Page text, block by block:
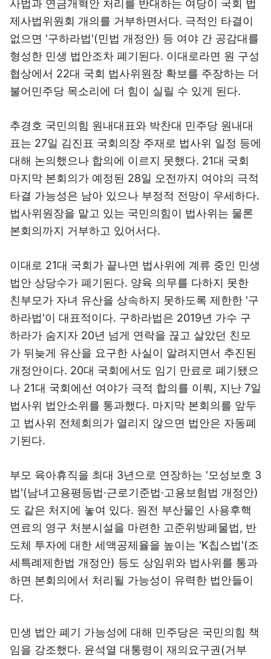
사법과 연금개혁안 처리를 반대하는 여당이 국회 법
제사법위원회 개의를 거부하면서다. 극적인 타결이
없으면 '구하라법'(민법 개정안) 등 여야 간 공감대를
형성한 민생 법안조차 폐기된다. 이대로라면 원 구성
협상에서 22대 국회 법사위원장 확보를 주장하는 더
불어민주당 목소리에 더 힘이 실릴 수 있게 된다.
추경호 국민의힘 원내대표와 박찬대 민주당 원내대
표는 27일 김진표 국회의장 주재로 법사위 일정 등에
대해 논의했으나 합의에 이르지 못했다. 21대 국회
마지막 본회의가 예정된 28일 오전까지 여야의 극적
타결 가능성은 남아 있으나 부정적 전망이 우세하다.
법사위원장을 맡고 있는 국민의힘이 법사위는 물론
본회의까지 거부하고 있어서다.
이대로 21대 국회가 끝나면 법사위에 계류 중인 민생
법안 상당수가 폐기된다. 양육 의무를 다하지 못한
친부모가 자녀 유산을 상속하지 못하도록 제한한 '구
하라법'이 대표적이다. 구하라법은 2019년 가수 구
하라가 숨지자 20년 넘게 연락을 끊고 살았던 친모
가 뒤늦게 유산을 요구한 사실이 알려지면서 추진된
개정안이다. 20대 국회에서도 임기 만료로 폐기됐으
나 21대 국회에선 여야가 극적 합의를 이뤄, 지난 7일
법사위 법안소위를 통과했다. 마지막 본회의를 앞두
고 법사위 전체회의가 열리지 않으면 법안은 자동폐
기된다.
부모 육아휴직을 최대 3년으로 연장하는 '모성보호 3
법'(남녀고용평등법·근로기준법·고용보험법 개정안)
도 같은 처지에 놓여 있다. 원전 부산물인 사용후핵
연료의 영구 처분시설을 마련한 고준위방폐물법, 반
도체 투자에 대한 세액공제율을 높이는 'K칩스법'(조
세특례제한법 개정안) 등도 상임위와 법사위를 통과
하면 본회의에서 처리될 가능성이 유력한 법안들이
다.
민생 법안 폐기 가능성에 대해 민주당은 국민의힘 책
임을 강조했다. 윤석열 대통령이 재의요구권(거부